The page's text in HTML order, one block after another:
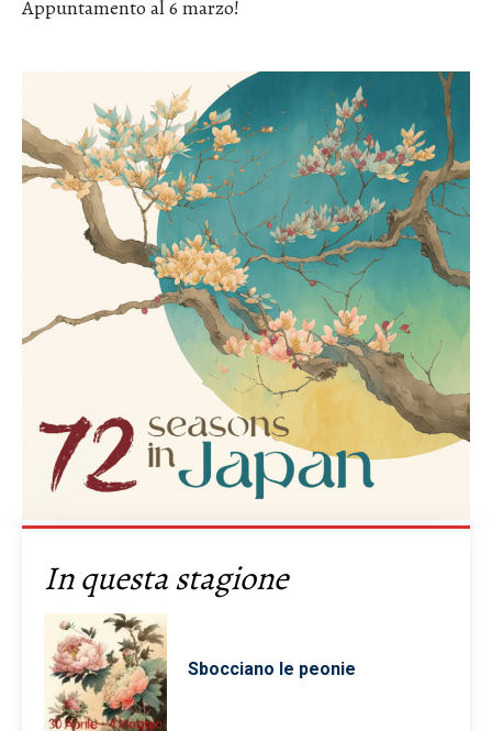
Appuntamento al 6 marzo!
In questa stagione
Sbocciano le peonie